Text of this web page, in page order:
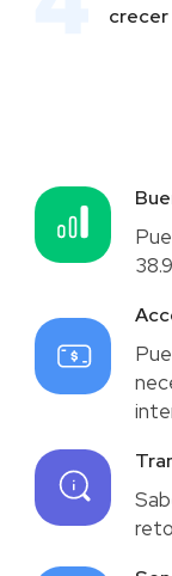
crecer